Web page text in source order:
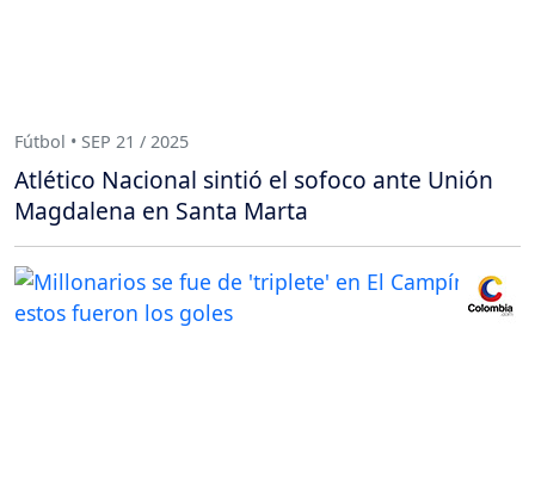
Fútbol • SEP 21 / 2025
Atlético Nacional sintió el sofoco ante Unión
Magdalena en Santa Marta